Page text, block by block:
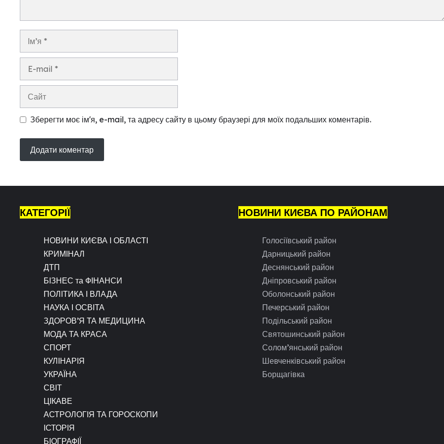
Зберегти моє ім'я, e-mail, та адресу сайту в цьому браузері для моїх подальших коментарів.
КАТЕГОРІЇ
НОВИНИ КИЄВА І ОБЛАСТІ
КРИМІНАЛ
ДТП
БІЗНЕС та ФІНАНСИ
ПОЛІТИКА І ВЛАДА
НАУКА І ОСВІТА
ЗДОРОВ’Я ТА МЕДИЦИНА
МОДА ТА КРАСА
СПОРТ
КУЛІНАРІЯ
УКРАЇНА
СВІТ
ЦІКАВЕ
АСТРОЛОГІЯ ТА ГОРОСКОПИ
ІСТОРІЯ
БІОГРАФІЇ
НОВИНИ КИЄВА ПО РАЙОНАМ
Голосіївський район
Дарницький район
Деснянський район
Дніпровський район
Оболонський район
Печерський район
Подільський район
Святошинський район
Солом’янський район
Шевченківський район
Борщагівка